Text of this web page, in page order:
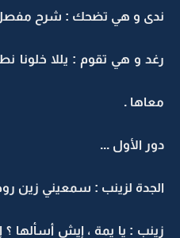
ندى و هي تضحك : شرح
رغد و هي تقوم : يللا خلونا
معاها .
دور الأول ...
الجدة لزينب : سمعيني زين
زينب : يا يمة ، إيش أسألها ؟